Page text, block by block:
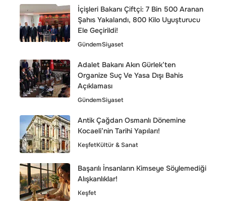
İçişleri Bakanı Çiftçi: 7 Bin 500 Aranan
Şahıs Yakalandı, 800 Kilo Uyuşturucu
Ele Geçirildi!
GündemSiyaset
Adalet Bakanı Akın Gürlek’ten
Organize Suç Ve Yasa Dışı Bahis
Açıklaması
GündemSiyaset
Antik Çağdan Osmanlı Dönemine
Kocaeli’nin Tarihi Yapıları!
KeşfetKültür & Sanat
Başarılı İnsanların Kimseye Söylemediği
Alışkanlıklar!
Keşfet